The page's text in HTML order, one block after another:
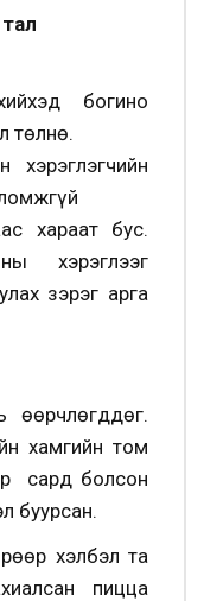
богино
төлнө.
хэрэглэгчийн
хараат бус.
хэрэглээг
зэрэг арга
өөрчлөгддөг.
хамгийн том
сард болсон
буурсан.
хэлбэл та
пицца